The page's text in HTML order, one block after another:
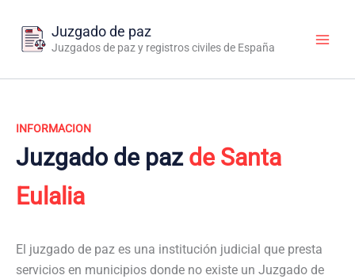
contenido
Juzgado de paz
Juzgados de paz y registros civiles de España
INFORMACION
Juzgado de paz de Santa
Eulalia
El juzgado de paz es una institución judicial que presta
servicios en municipios donde no existe un Juzgado de